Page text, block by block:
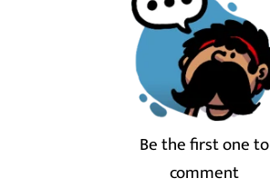
Be the first one to
comment